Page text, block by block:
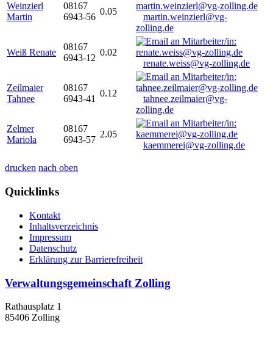
Weinzierl
Martin
08167
6943-56
0.05
martin.weinzierl@vg-
zolling.de
Weiß Renate
08167
6943-12
0.02
renate.weiss@vg-zolling.de
Zeilmaier
Tahnee
08167
6943-41
0.12
tahnee.zeilmaier@vg-
zolling.de
Zelmer
Mariola
08167
6943-57
2.05
kaemmerei@vg-zolling.de
drucken nach oben
Quicklinks
Kontakt
Inhaltsverzeichnis
Impressum
Datenschutz
Erklärung zur Barrierefreiheit
Verwaltungsgemeinschaft Zolling
Rathausplatz 1
85406 Zolling